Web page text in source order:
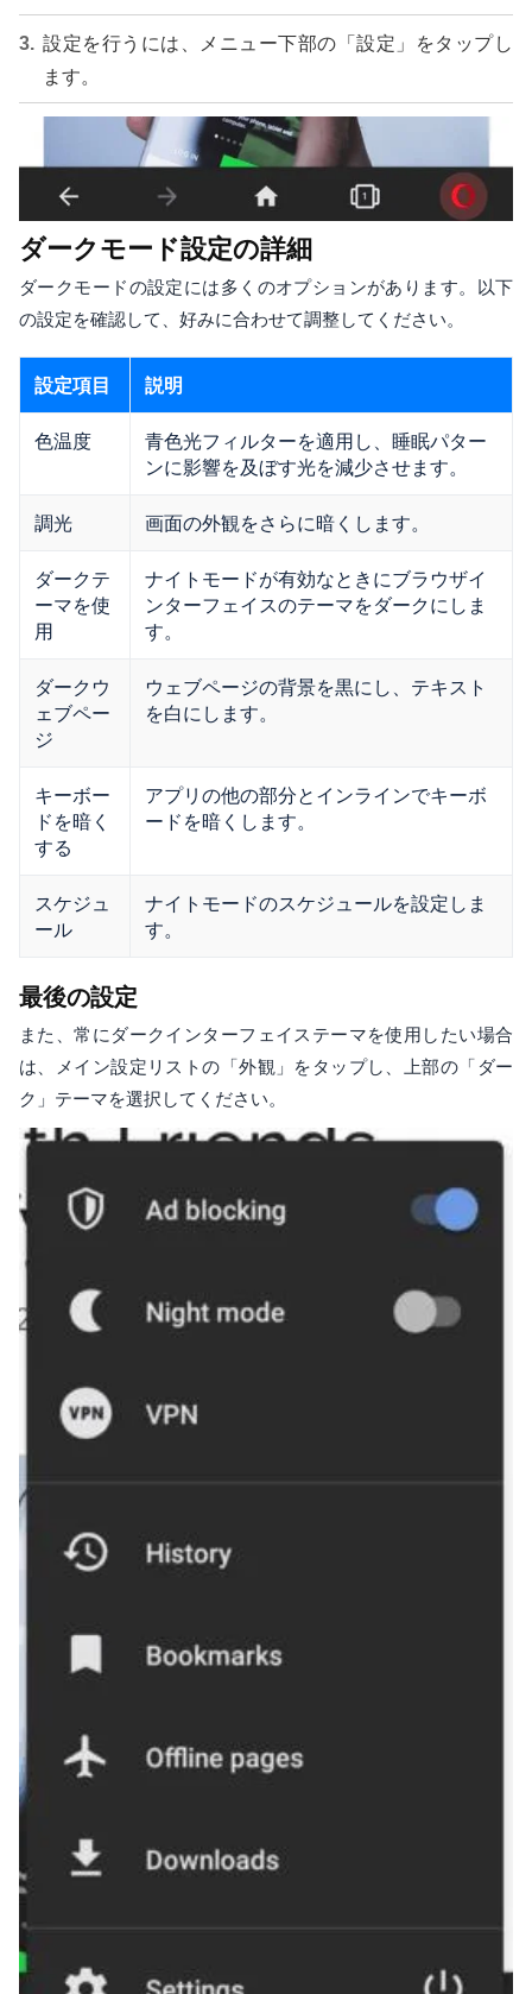
設定を行うには、メニュー下部の「設定」をタップし
ます。
ダークモード設定の詳細
ダークモードの設定には多くのオプションがあります。以下
の設定を確認して、好みに合わせて調整してください。
設定項目 説明
色温度
青色光フィルターを適用し、睡眠パター
ンに影響を及ぼす光を減少させます。
調光 画面の外観をさらに暗くします。
ダークテ
ーマを使
用
ナイトモードが有効なときにブラウザイ
ンターフェイスのテーマをダークにしま
す。
ダークウ
ェブペー
ジ
ウェブページの背景を黒にし、テキスト
を白にします。
キーボー
ドを暗く
する
アプリの他の部分とインラインでキーボ
ードを暗くします。
スケジュ
ール
ナイトモードのスケジュールを設定しま
す。
最後の設定
また、常にダークインターフェイステーマを使用したい場合
は、メイン設定リストの「外観」をタップし、上部の「ダー
ク」テーマを選択してください。